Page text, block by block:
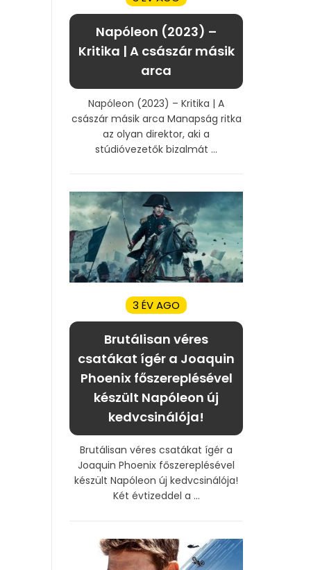
Napóleon (2023) –
Kritika | A császár másik
arca
Napóleon (2023) – Kritika | A
császár másik arca Manapság ritka
az olyan direktor, aki a
stúdióvezetők bizalmát ...
3 ÉV AGO
Brutálisan véres
csatákat ígér a Joaquin
Phoenix főszereplésével
készült Napóleon új
kedvcsinálója!
Brutálisan véres csatákat ígér a
Joaquin Phoenix főszereplésével
készült Napóleon új kedvcsinálója!
Két évtizeddel a ...